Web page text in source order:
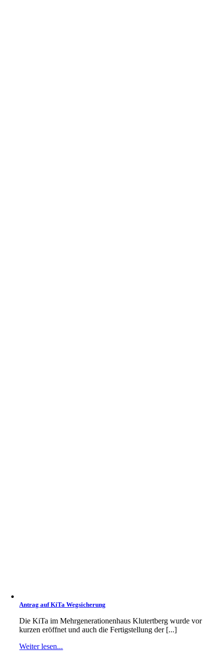
Antrag auf KiTa Wegsicherung
Die KiTa im Mehrgenerationenhaus Klutertberg wurde vor
kurzen eröffnet und auch die Fertigstellung der [...]
Weiter lesen...